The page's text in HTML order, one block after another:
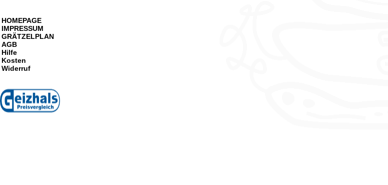
HOMEPAGE
IMPRESSUM
GRÄTZELPLAN
AGB
Hilfe
Kosten
Widerruf